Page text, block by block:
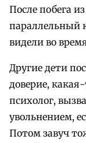
После побега
параллельный
видели во
Другие дети
доверие,
психолог,
увольнением,
Потом завуч